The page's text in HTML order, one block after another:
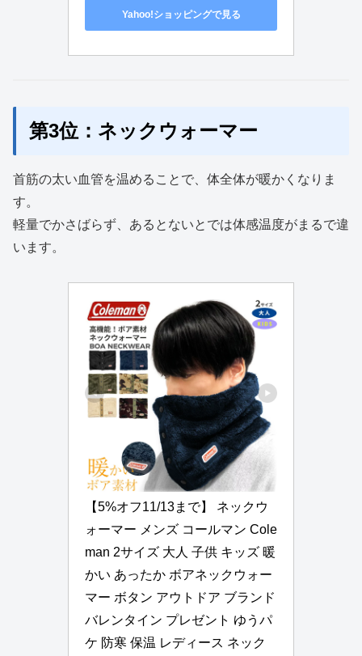
Yahoo!ショッピングで見る
第3位：ネックウォーマー
首筋の太い血管を温めることで、体全体が暖かくなりま
す。
軽量でかさばらず、あるとないとでは体感温度がまるで違
います。
【5%オフ11/13まで】 ネックウ
ォーマー メンズ コールマン Cole
man 2サイズ 大人 子供 キッズ 暖
かい あったか ボアネックウォー
マー ボタン アウトドア ブランド
バレンタイン プレゼント ゆうパ
ケ 防寒 保温 レディース ネック